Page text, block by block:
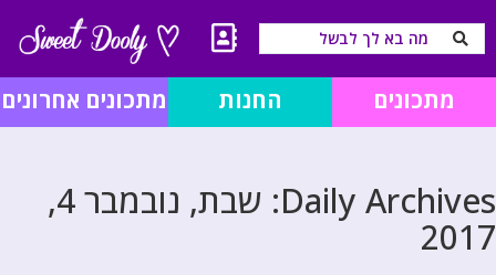
מתכונים החנות מתכונים אחרונים
Daily Archives:
שבת, נובמבר 4,
2017